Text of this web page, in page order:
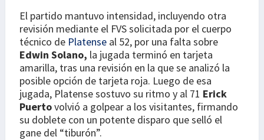
El partido mantuvo intensidad, incluyendo otra
revisión mediante el FVS solicitada por el cuerpo
técnico de Platense al 52, por una falta sobre
Edwin Solano, la jugada terminó en tarjeta
amarilla, tras una revisión en la que se analizó la
posible opción de tarjeta roja. Luego de esa
jugada, Platense sostuvo su ritmo y al 71 Erick
Puertovolvió a golpear a los visitantes, firmando
su doblete con un potente disparo que selló el
gane del “tiburón”.